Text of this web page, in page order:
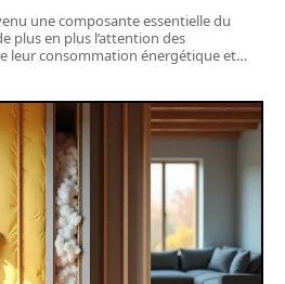
une composante essentielle du
plus en plus l’attention des
leur consommation énergétique et…